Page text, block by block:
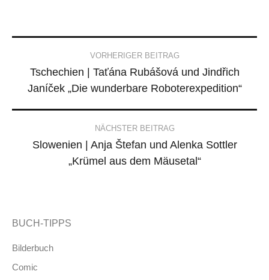
navigation
VORHERIGER BEITRAG
Tschechien | Taťána Rubášová und Jindřich
Janíček „Die wunderbare Roboterexpedition“
NÄCHSTER BEITRAG
Slowenien | Anja Štefan und Alenka Sottler
„Krümel aus dem Mäusetal“
BUCH-TIPPS
Bilderbuch
Comic